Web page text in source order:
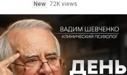
New 72K views